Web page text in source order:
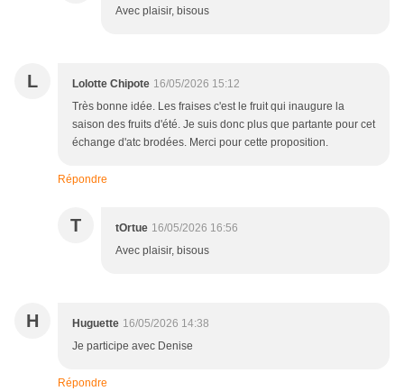
Avec plaisir, bisous
L Lolotte Chipote 16/05/2026 15:12
Très bonne idée. Les fraises c'est le fruit qui inaugure la
saison des fruits d'été. Je suis donc plus que partante pour cet
échange d'atc brodées. Merci pour cette proposition.
Répondre
T tOrtue 16/05/2026 16:56
Avec plaisir, bisous
H Huguette 16/05/2026 14:38
Je participe avec Denise
Répondre